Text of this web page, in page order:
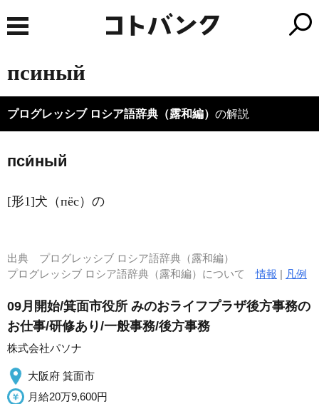
псиный
プログレッシブ ロシア語辞典（露和編） の解説
пси́ный
[形1]犬（пёс）の
出典 プログレッシブ ロシア語辞典（露和編）
プログレッシブ ロシア語辞典（露和編）について情報 | 凡例
09月開始/箕面市役所 みのおライフプラザ後方事務の
お仕事/研修あり/一般事務/後方事務
株式会社パソナ
大阪府 箕面市
月給20万9,600円